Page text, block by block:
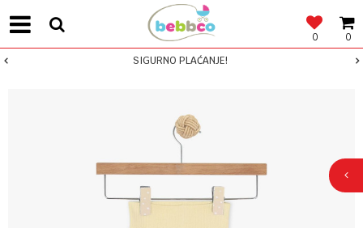
0
0
SIGURNO PLAĆANJE!